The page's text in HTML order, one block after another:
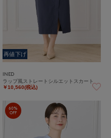
再値下げ
INED
ラップ風ストレートシルエットスカート
￥10,560(税込)
60%
OFF